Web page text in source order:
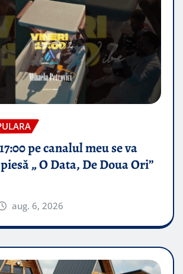
pe canalul meu se va
„ O Data, De Doua Ori”
aug. 6, 2026